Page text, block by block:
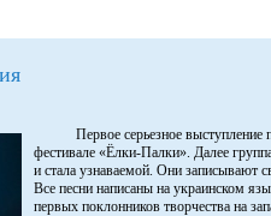
Первое серьезное
фестивале «Ёлки-Палки». Далее
и стала узнаваемой. Они записывают
Все песни написаны на украинском
первых поклонников творчества на